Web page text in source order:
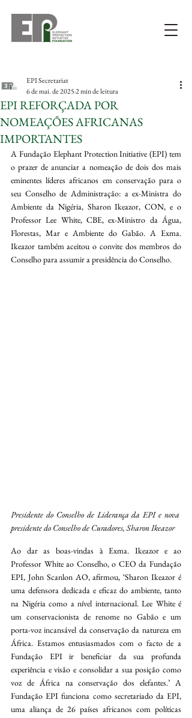
EPI REFORÇADA POR
NOMEAÇÕES AFRICANAS
IMPORTANTES
EPI Secretariat
6 de mai. de 20252 min de leitura
A Fundação Elephant Protection Initiative (EPI) tem
o prazer de anunciar a nomeação de dois dos mais
eminentes líderes africanos em conservação para o
seu Conselho de Administração: a ex-Ministra do
Ambiente da Nigéria, Sharon Ikeazor, CON, e o
Professor Lee White, CBE, ex-Ministro da Água,
Florestas, Mar e Ambiente do Gabão. A Exma.
Ikeazor também aceitou o convite dos membros do
Conselho para assumir a presidência do Conselho.
Presidente do Conselho de Liderança da EPI e nova
presidente do Conselho de Curadores, Sharon Ikeazor
Ao dar as boas-vindas à Exma. Ikeazor e ao
Professor White ao Conselho, o CEO da Fundação
EPI, John Scanlon AO, afirmou, ‘Sharon Ikeazor é
uma defensora dedicada e eficaz do ambiente, tanto
na Nigéria como a nível internacional. Lee White é
um conservacionista de renome no Gabão e um
porta-voz incansável da conservação da natureza em
África. Estamos entusiasmados com o facto de a
Fundação EPI ir beneficiar da sua profunda
experiência e visão e consolidar a sua posição como
voz de África na conservação dos elefantes.’ A
Fundação EPI funciona como secretariado da EPI,
uma aliança de 26 países africanos com políticas